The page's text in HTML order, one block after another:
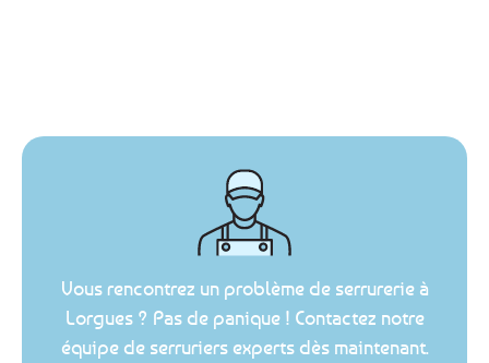
Vous rencontrez un problème de serrurerie à
Lorgues ? Pas de panique ! Contactez notre
équipe de serruriers experts dès maintenant.